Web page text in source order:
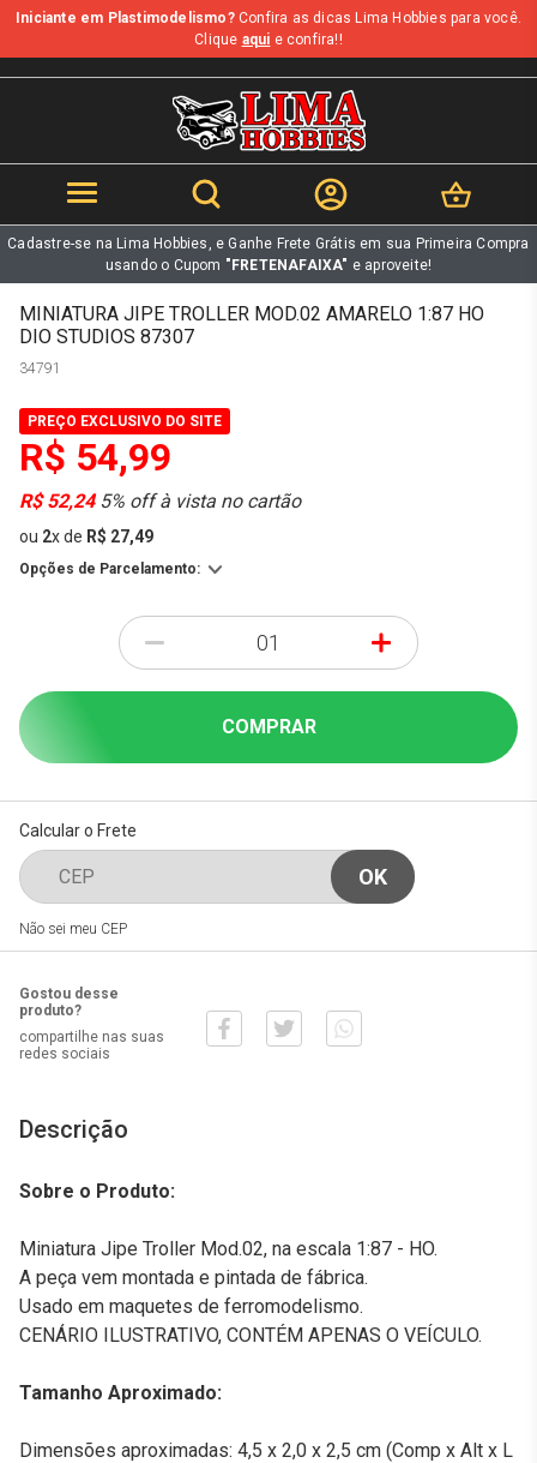
b
Iniciante em Plastimodelismo?Confira as dicas Lima Hobbies para você.
Clique aqui e confira!!
Cadastre-se na Lima Hobbies, e Ganhe Frete Grátis em sua Primeira Compra
usando o Cupom "FRETENAFAIXA" e aproveite!
MINIATURA JIPE TROLLER MOD.02 AMARELO 1:87 HO
DIO STUDIOS 87307
34791
PREÇO EXCLUSIVO DO SITE
R$ 54,99
R$ 52,245% off à vista no cartão
ou 2xde R$ 27,49
Opções de Parcelamento:
- +
COMPRAR
Calcular o Frete
Não sei meu CEP
Gostou desse
produto?
compartilhe nas suas
redes sociais
Descrição
Sobre o Produto:
Miniatura Jipe Troller Mod.02, na escala 1:87 - HO.
A peça vem montada e pintada de fábrica.
Usado em maquetes de ferromodelismo.
CENÁRIO ILUSTRATIVO, CONTÉM APENAS O VEÍCULO.
Tamanho Aproximado:
Dimensões aproximadas: 4,5 x 2,0 x 2,5 cm (Comp x Alt x L